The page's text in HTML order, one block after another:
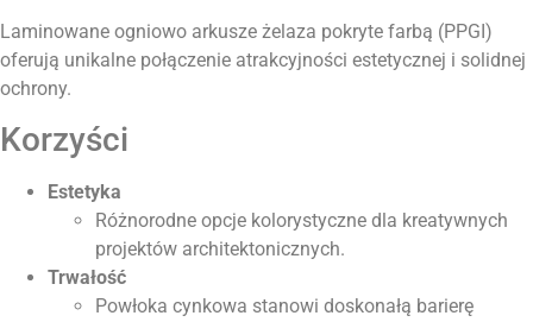
Laminowane ogniowo arkusze żelaza pokryte farbą (PPGI)
oferują unikalne połączenie atrakcyjności estetycznej i solidnej
ochrony.
Korzyści
Estetyka
Różnorodne opcje kolorystyczne dla kreatywnych
projektów architektonicznych.
Trwałość
Powłoka cynkowa stanowi doskonałą barierę